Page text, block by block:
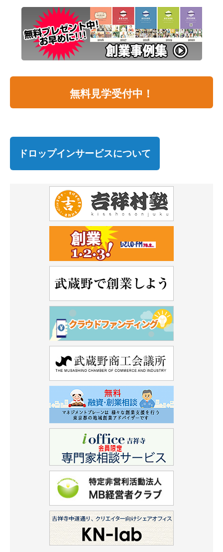
無料見学受付中！
ドロップインサービスについて